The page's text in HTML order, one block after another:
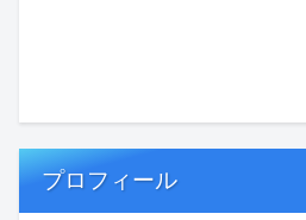
プロフィール